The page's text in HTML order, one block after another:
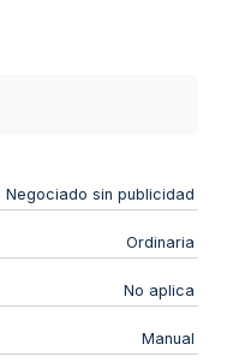
Negociado sin publicidad
Ordinaria
No aplica
Manual